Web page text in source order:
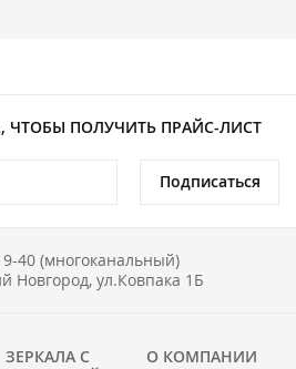
ЧТОБЫ ПОЛУЧИТЬ ПРАЙС-ЛИСТ
Подписаться
40 (многоканальный)
Новгород, ул.Ковпака 1Б
ЗЕРКАЛА С
О КОМПАНИИ